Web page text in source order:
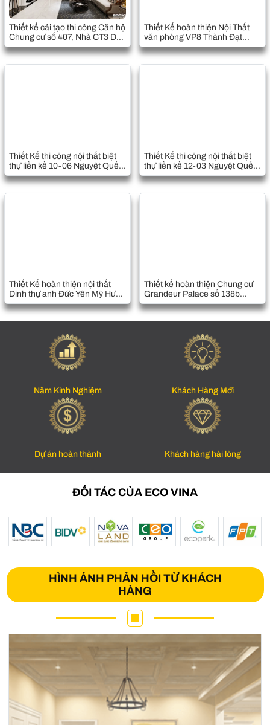
Thiết kế cải tạo thi công Căn hộ
Chung cư số 407, Nhà CT3 Dự
án nhà ở Cầu Diễn Mở rộng-Hà
Nội
Thiết Kế hoàn thiện Nội Thất
văn phòng VP8 Thành Đạt
Lương Sơn, Hòa Bình
Thiết Kế thi công nội thất biệt
thự liền kề 10-06 Nguyệt Quế
Vinhomes Riverside The
Harmony
Thiết Kế thi công nội thất biệt
thự liền kề 12-03 Nguyệt Quế
Vinhomes Riverside The
Harmony
Thiết Kế hoàn thiện nội thất
Dinh thự anh Đức Yên Mỹ Hưng
Yên
Thiết kế hoàn thiện Chung cư
Grandeur Palace số 138b
Giảng Võ, Hà Nội
Năm Kinh Nghiệm Khách Hàng Mới
Dự án hoàn thành Khách hàng hài lòng
ĐỐI TÁC CỦA ECO VINA
HÌNH ẢNH PHẢN HỒI TỪ KHÁCH
HÀNG